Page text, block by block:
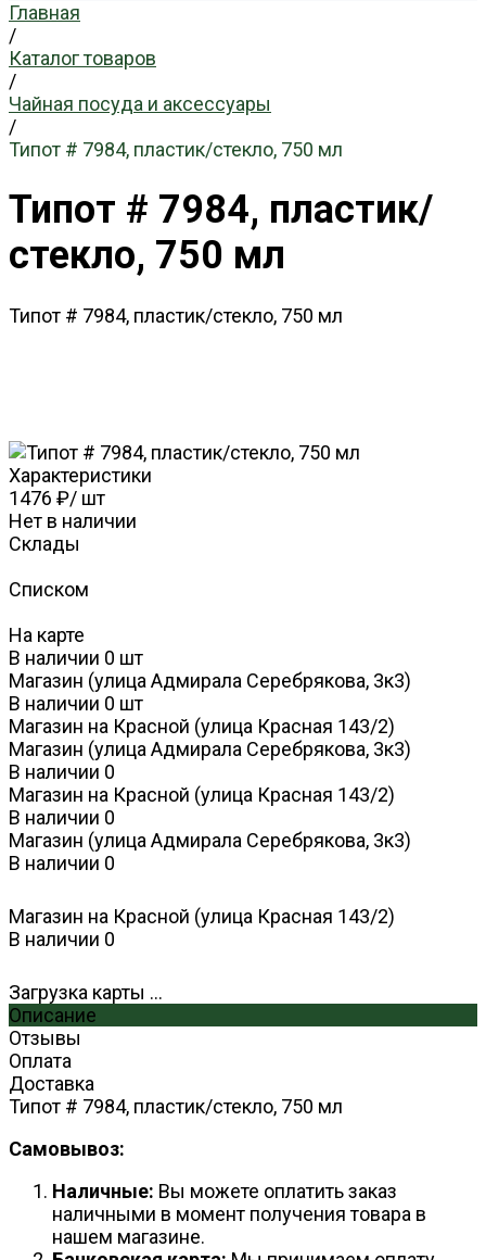
Главная
/
Каталог товаров
/
Чайная посуда и аксессуары
/
Типот # 7984, пластик/стекло, 750 мл
Типот # 7984, пластик/
стекло, 750 мл
Типот # 7984, пластик/стекло, 750 мл
Характеристики
1476 ₽/ шт
Нет в наличии
Склады
Списком
На карте
В наличии 0 шт
Магазин (улица Адмирала Серебрякова, 3к3)
В наличии 0 шт
Магазин на Красной (улица Красная 143/2)
Магазин (улица Адмирала Серебрякова, 3к3)
В наличии 0
Магазин на Красной (улица Красная 143/2)
В наличии 0
Магазин (улица Адмирала Серебрякова, 3к3)
В наличии 0
Магазин на Красной (улица Красная 143/2)
В наличии 0
Загрузка карты ...
Описание
Отзывы
Оплата
Доставка
Типот # 7984, пластик/стекло, 750 мл
Самовывоз:
Наличные: Вы можете оплатить заказ
наличными в момент получения товара в
нашем магазине.